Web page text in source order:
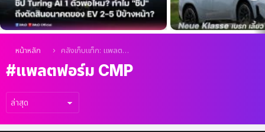
คุณอยู่ที่นี่:
หน้าหลัก คลังเก็บแท็ก: แพลตฟอร์ม CMP
แพลตฟอร์ม CMP